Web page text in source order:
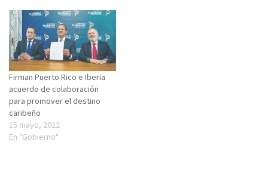
Firman Puerto Rico e Iberia
acuerdo de colaboración
para promover el destino
caribeño
15 mayo, 2022
En "Gobierno"